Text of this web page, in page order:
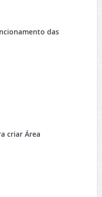
das
criar Área